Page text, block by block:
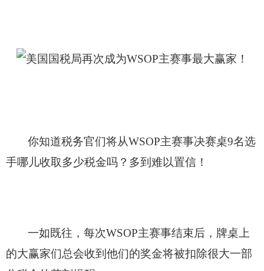
你知道税务官们将从WSOP主赛事决赛桌9名选
手哪儿收取多少税金吗？多到难以置信！
一如既往，每次WSOP主赛事结束后，牌桌上
的大赢家们总会收到他们的奖金将被扣除很大一部